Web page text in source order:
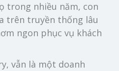
trong nhiều năm, con
trên truyền thống lâu
ngon phục vụ khách
vẫn là một doanh